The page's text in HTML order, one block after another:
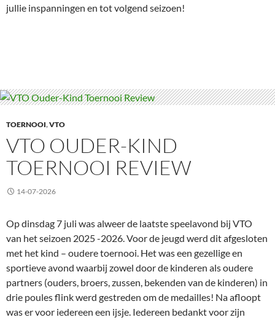
jullie inspanningen en tot volgend seizoen!
TOERNOOI,VTO
VTO OUDER-KIND
TOERNOOI REVIEW
14-07-2026
Op dinsdag 7 juli was alweer de laatste speelavond bij VTO
van het seizoen 2025 -2026. Voor de jeugd werd dit afgesloten
met het kind – oudere toernooi. Het was een gezellige en
sportieve avond waarbij zowel door de kinderen als oudere
partners (ouders, broers, zussen, bekenden van de kinderen) in
drie poules flink werd gestreden om de medailles! Na afloopt
was er voor iedereen een ijsje. Iedereen bedankt voor zijn